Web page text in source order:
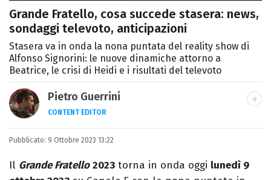
Grande Fratello, cosa succede stasera: news,
sondaggi televoto, anticipazioni
Stasera va in onda la nona puntata del reality show di
Alfonso Signorini: le nuove dinamiche attorno a
Beatrice, le crisi di Heidi e i risultati del televoto
Pietro Guerrini
CONTENT EDITOR
Laurea in Lettere, smania di viaggi e
Pixar).
Pubblicato: 9 Ottobre 2023 13:22
Il Grande Fratello 2023 torna in onda oggi lunedì 9